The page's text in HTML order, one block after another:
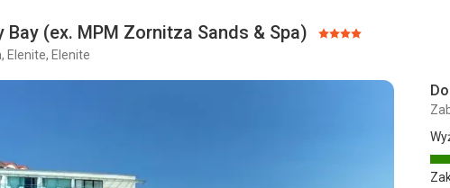
Bay (ex. MPM Zornitza Sands & Spa) Ocena:
Elenite, Elenite